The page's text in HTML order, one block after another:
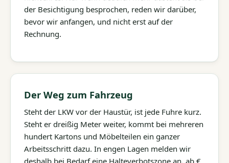
der Besichtigung besprochen, reden wir darüber,
bevor wir anfangen, und nicht erst auf der
Rechnung.
Der Weg zum Fahrzeug
Steht der LKW vor der Haustür, ist jede Fuhre kurz.
Steht er dreißig Meter weiter, kommt bei mehreren
hundert Kartons und Möbelteilen ein ganzer
Arbeitsschritt dazu. In engen Lagen melden wir